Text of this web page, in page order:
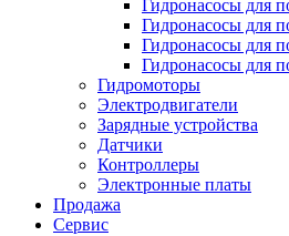
Гидронасосы для
Гидронасосы для
Гидронасосы для
Гидронасосы для
Гидромоторы
Электродвигатели
Зарядные устройства
Датчики
Контроллеры
Электронные платы
Продажа
Сервис